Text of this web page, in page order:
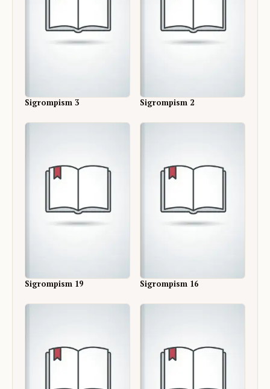
Sigrompism 3 Sigrompism 2
Sigrompism 19 Sigrompism 16